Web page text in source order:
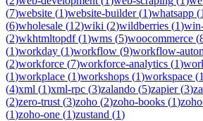
(7)website (1)website-builder(1)whatsapp (1
(6)wholesale (12)wiki (2)wildberries (1)
(2)wkhtmltopdf(1)wms (5)woocommerce (
(1)workday (1)workflow (9)workflow-
(2)workforce (7)workforce-analytics (1)
(1)workplace (1)workshops (1)workspace (1
(4)xml (1)xml-rpc (3)zalando (5)zapier(3)
(2)zero-trust (3)zoho (2)zoho-books (1)
(1)zoho-one (1)zustand (1)